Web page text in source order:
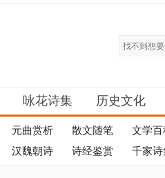
咏花诗集 历史文化
元曲赏析 散文随笔 文学百
汉魏朝诗 诗经鉴赏 千家诗